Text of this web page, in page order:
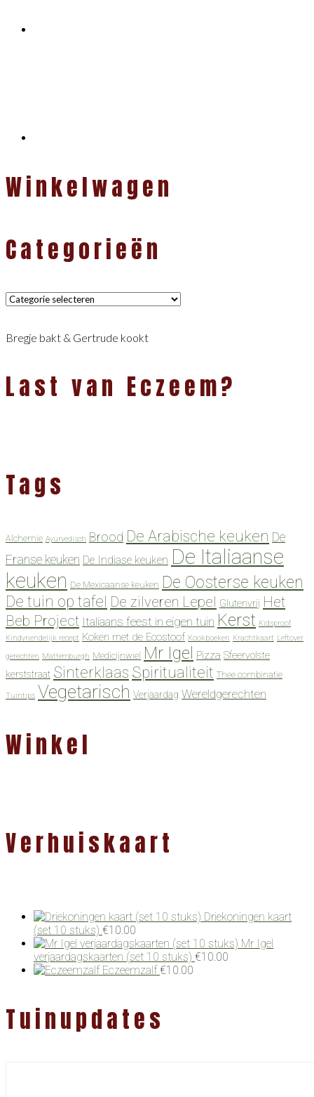
Winkelwagen
Categorieën
Categorieën
Bregje bakt & Gertrude kookt
Last van Eczeem?
Tags
Alchemie Ayurvedisch Brood De Arabische keuken De
Franse keuken De Indiase keuken De Italiaanse
keuken De Mexicaanse keuken De Oosterse keuken
De tuin op tafel De zilveren Lepel Glutenvrij Het
Beb Project Italiaans feest in eigen tuin Kerst Kidsproof
Kindvriendelijk recept Koken met de Ecostoof Kookboeken Krachtkaart Leftover
gerechten Mattemburgh Medicijnwiel Mr Igel Pizza Sfeervolste
kerststraat Sinterklaas Spiritualiteit Thee combinatie
Tuintips Vegetarisch Verjaardag Wereldgerechten
Winkel
Verhuiskaart
Driekoningen kaart
(set 10 stuks) €10.00
Mr Igel
verjaardagskaarten (set 10 stuks) €10.00
Eczeemzalf €10.00
Tuinupdates